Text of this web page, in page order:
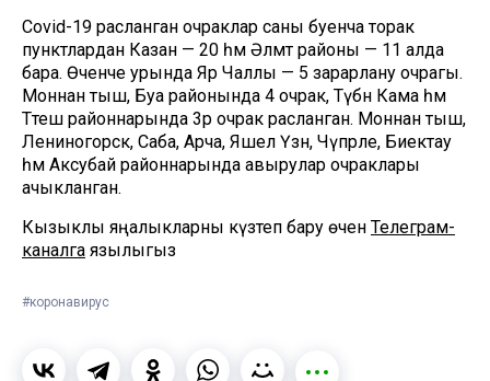
Covid-19 расланган очраклар саны буенча торак
пунктлардан Казан — 20 һәм Әлмәт районы — 11 алда
бара. Өченче урында Яр Чаллы — 5 зарарлану очрагы.
Моннан тыш, Буа районында 4 очрак, Түбән Кама һәм
Тәтеш районнарында 3әр очрак расланган. Моннан тыш,
Лениногорск, Саба, Арча, Яшел Үзән, Чүпрәле, Биектау
һәм Аксубай районнарында авырулар очраклары
ачыкланган.
Кызыклы яңалыкларны күзәтеп бару өчен Телеграм-
каналга язылыгыз
#коронавирус